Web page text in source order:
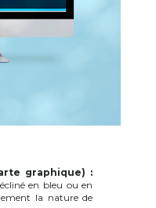
graphique) :
en bleu ou en
la nature de